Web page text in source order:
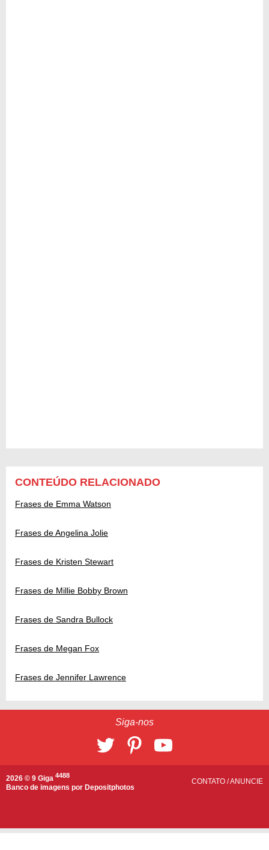
CONTEÚDO RELACIONADO
Frases de Emma Watson
Frases de Angelina Jolie
Frases de Kristen Stewart
Frases de Millie Bobby Brown
Frases de Sandra Bullock
Frases de Megan Fox
Frases de Jennifer Lawrence
Siga-nos
2026 © 9 Giga 4488
Banco de imagens por Depositphotos
CONTATO /ANUNCIE